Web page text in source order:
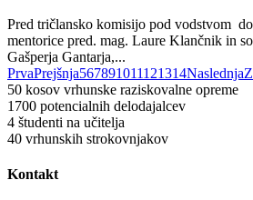
Pred tričlansko komisijo pod vodstvom
mentorice pred. mag. Laure Klančnik in
Gašperja Gantarja,...
PrvaPrejšnja567891011121314Naslednja
50 kosov vrhunske raziskovalne opreme
1700 potencialnih delodajalcev
4 študenti na učitelja
40 vrhunskih strokovnjakov
Kontakt